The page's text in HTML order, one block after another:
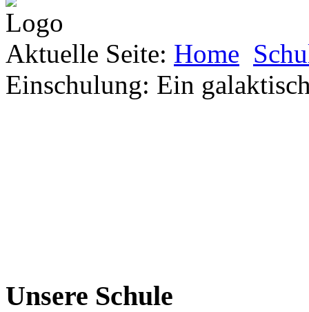
Aktuelle Seite: Home
Einschulung: Ein
Unsere Schule